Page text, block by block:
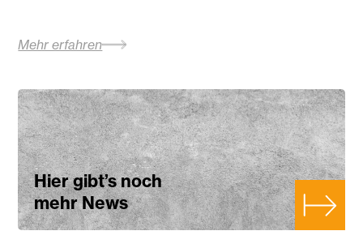
Mehr erfahren
Hier gibt’s noch
mehr News